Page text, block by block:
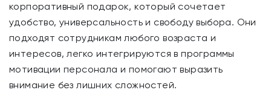
корпоративный подарок, который сочетает
удобство, универсальность и свободу выбора. Они
подходят сотрудникам любого возраста и
интересов, легко интегрируются в программы
мотивации персонала и помогают выразить
внимание без лишних сложностей.